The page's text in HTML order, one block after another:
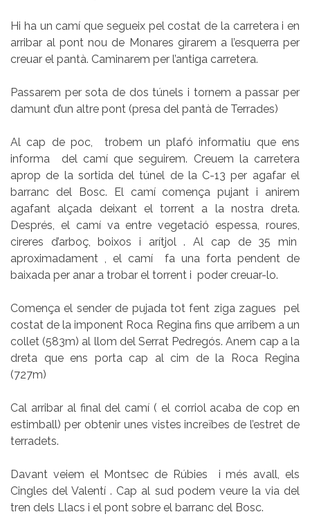
Hi ha un camí que segueix pel costat de la carretera i en
arribar al pont nou de Monares girarem a l’esquerra per
creuar el pantà. Caminarem per l’antiga carretera.
Passarem per sota de dos túnels i tornem a passar per
damunt d’un altre pont (presa del pantà de Terrades)
Al cap de poc, trobem un plafó informatiu que ens
informa del camí que seguirem. Creuem la carretera
aprop de la sortida del túnel de la C-13 per agafar el
barranc del Bosc. El camí comença pujant i anirem
agafant alçada deixant el torrent a la nostra dreta.
Després, el camí va entre vegetació espessa, roures,
cireres d’arboç, boixos i arítjol . Al cap de 35 min
aproximadament , el camí fa una forta pendent de
baixada per anar a trobar el torrent i poder creuar-lo.
Comença el sender de pujada tot fent ziga zagues pel
costat de la imponent Roca Regina fins que arribem a un
collet (583m) al llom del Serrat Pedregós. Anem cap a la
dreta que ens porta cap al cim de la Roca Regina
(727m)
Cal arribar al final del camí ( el corriol acaba de cop en
estimball) per obtenir unes vistes increïbes de l’estret de
terradets.
Davant veiem el Montsec de Rúbies i més avall, els
Cingles del Valentí . Cap al sud podem veure la via del
tren dels Llacs i el pont sobre el barranc del Bosc.